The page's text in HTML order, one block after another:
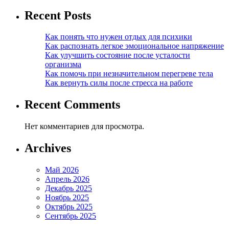
Recent Posts
Как понять что нужен отдых для психики
Как распознать легкое эмоциональное напряжение
Как улучшить состояние после усталости
организма
Как помочь при незначительном перегреве тела
Как вернуть силы после стресса на работе
Recent Comments
Нет комментариев для просмотра.
Archives
Май 2026
Апрель 2026
Декабрь 2025
Ноябрь 2025
Октябрь 2025
Сентябрь 2025